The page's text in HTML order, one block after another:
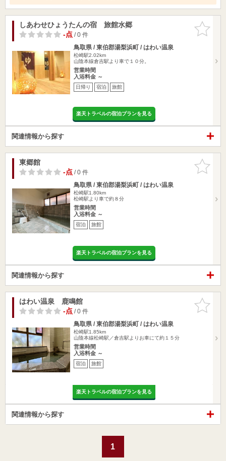
お気に入
りに追加
しあわせひょうたんの宿 旅館水郷
-点/ 0 件
鳥取県 / 東伯郡湯梨浜町 / はわい温泉
松崎駅2.02km
山陰本線倉吉駅より車で１０分。
営業時間
入浴料金 ～
日帰り 宿泊 旅館
楽天トラベルの宿泊プランを見る
関連情報から探す
お気に入
りに追加
東郷館
-点/ 0 件
鳥取県 / 東伯郡湯梨浜町 / はわい温泉
松崎駅1.80km
松崎駅より車で約８分
営業時間
入浴料金 ～
宿泊 旅館
楽天トラベルの宿泊プランを見る
関連情報から探す
お気に入
りに追加
はわい温泉 鹿鳴館
-点/ 0 件
鳥取県 / 東伯郡湯梨浜町 / はわい温泉
松崎駅1.85km
山陰本線松崎駅／倉吉駅よりお車にて約１５分
営業時間
入浴料金 ～
宿泊 旅館
楽天トラベルの宿泊プランを見る
関連情報から探す
1